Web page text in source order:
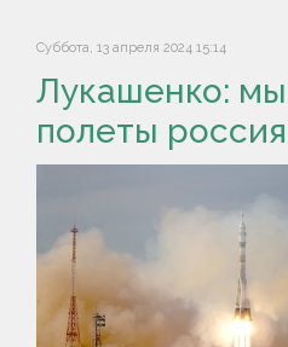
Суббота, 13 апреля 2024 15:14
Лукашенко:
полеты